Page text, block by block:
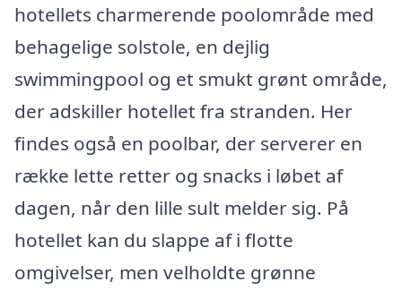
hotellets charmerende poolområde med
behagelige solstole, en dejlig
swimmingpool og et smukt grønt område,
der adskiller hotellet fra stranden. Her
findes også en poolbar, der serverer en
række lette retter og snacks i løbet af
dagen, når den lille sult melder sig. På
hotellet kan du slappe af i flotte
omgivelser, men velholdte grønne